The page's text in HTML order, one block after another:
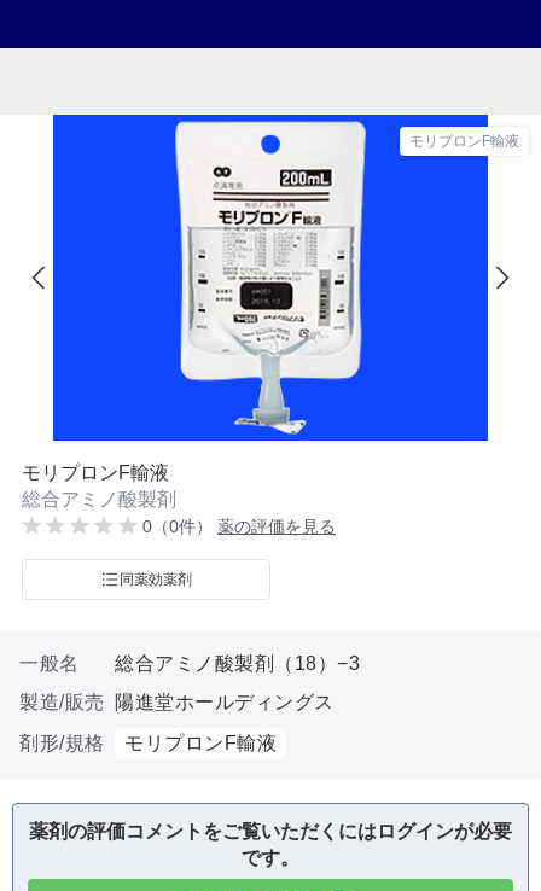
モリプロンF輸液
モリプロンF輸液
総合アミノ酸製剤
0（0件） 薬の評価を見る
同薬効薬剤
一般名
総合アミノ酸製剤（18）−3
製造/販売
陽進堂ホールディングス
剤形/規格
モリプロンF輸液
薬剤の評価コメントをご覧いただくにはログインが必要
です。